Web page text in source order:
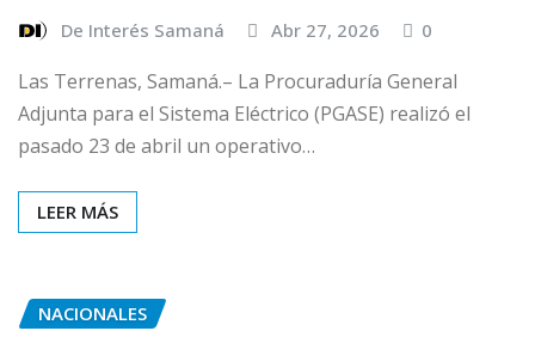
De Interés Samaná Abr 27, 2026 0
Las Terrenas, Samaná.– La Procuraduría General
Adjunta para el Sistema Eléctrico (PGASE) realizó el
pasado 23 de abril un operativo…
LEER MÁS
NACIONALES